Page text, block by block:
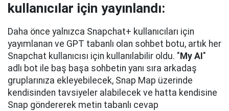
kullanıcılar için yayınlandı:
Daha önce yalnızca Snapchat+ kullanıcıları için
yayımlanan ve GPT tabanlı olan sohbet botu, artık her
Snapchat kullanıcısı için kullanılabilir oldu. " My AI "
adlı bot ile baş başa sohbetin yanı sıra arkadaş
gruplarınıza ekleyebilecek, Snap Map üzerinde
kendisinden tavsiyeler alabilecek ve hatta kendisine
Snap göndererek metin tabanlı cevap